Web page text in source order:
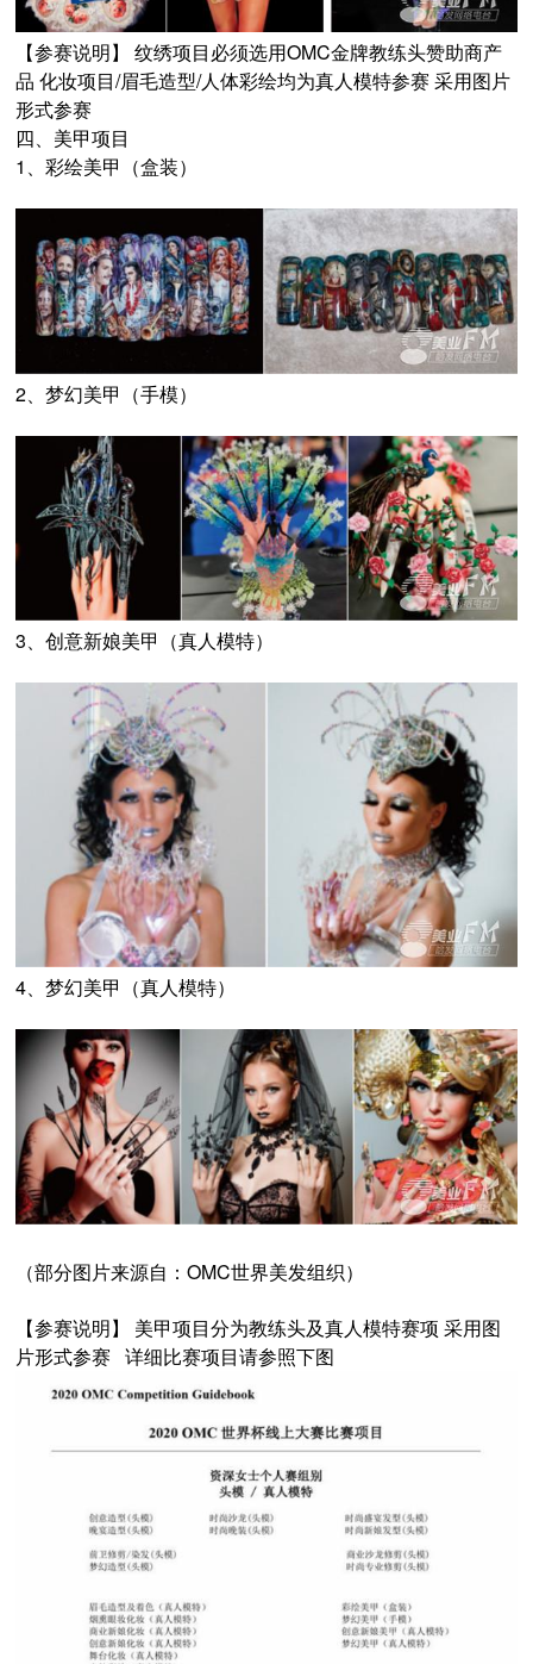
【参赛说明】 纹绣项目必须选用OMC金牌教练头赞助商产
品 化妆项目/眉毛造型/人体彩绘均为真人模特参赛 采用图片
形式参赛
四、美甲项目
1、彩绘美甲（盒装）
2、梦幻美甲（手模）
3、创意新娘美甲（真人模特）
4、梦幻美甲（真人模特）
（部分图片来源自：OMC世界美发组织）
【参赛说明】 美甲项目分为教练头及真人模特赛项 采用图
片形式参赛 详细比赛项目请参照下图